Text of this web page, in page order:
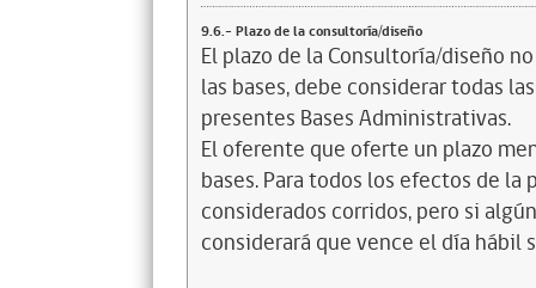
9.6.- Plazo de la consultoría/diseño
El plazo de la Consultoría/diseño
las bases, debe considerar todas
presentes Bases Administrativas.
El oferente que oferte un plazo
bases. Para todos los efectos de
considerados corridos, pero si
considerará que vence el día hábil